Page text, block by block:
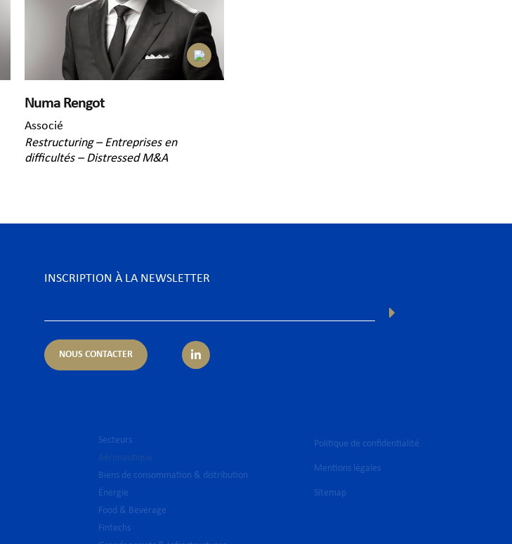
Numa Rengot
Associé
Restructuring – Entreprises en
difficultés – Distressed M&A
INSCRIPTION À LA NEWSLETTER
NOUS CONTACTER
Secteurs
Aéronautique
Biens de consommation & distribution
Énergie
Food & Beverage
Fintechs
Politique de confidentialité
Mentions légales
Sitemap